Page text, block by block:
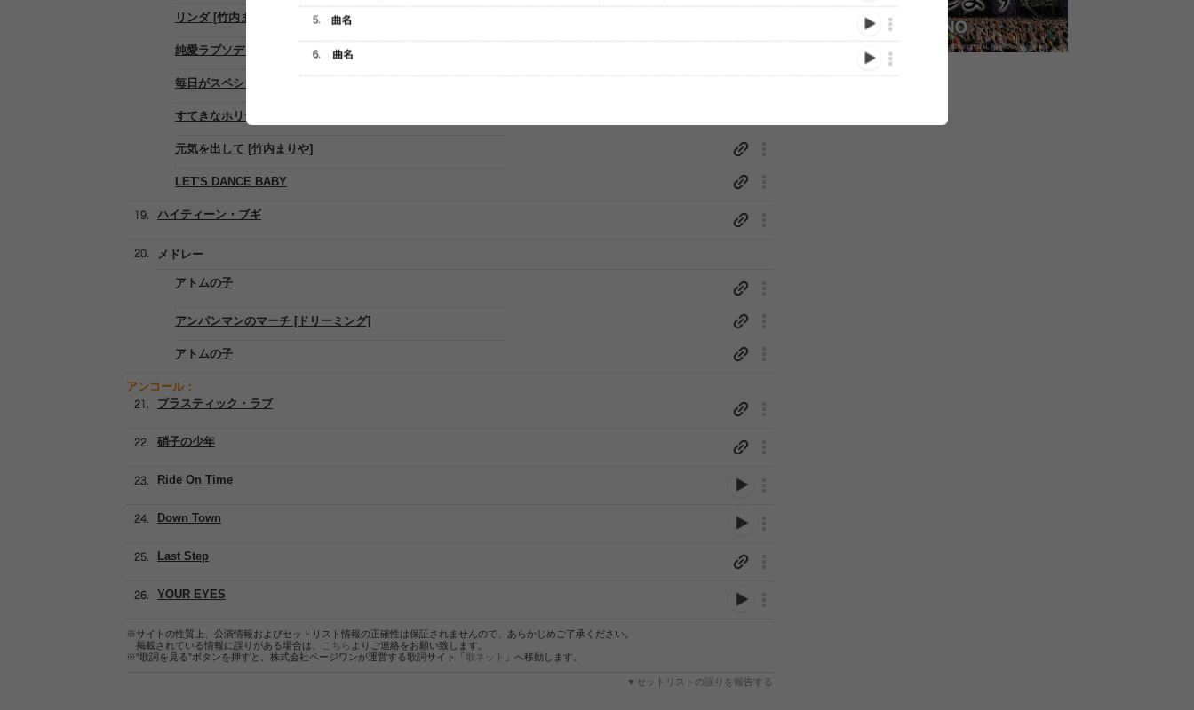
リンダ [竹内まりや]
純愛ラプソディ [竹内まりや]
毎日がスペシャル [竹内まりや]
すてきなホリデイ [竹内まりや]
元気を出して [竹内まりや]
LET'S DANCE BABY
ハイティーン・ブギ
メドレー
アトムの子
アンパンマンのマーチ [ドリーミング]
アトムの子
アンコール：
プラスティック・ラブ
硝子の少年
Ride On Time
Down Town
Last Step
YOUR EYES
※サイトの性質上、公演情報およびセットリスト情報の正確性は保証されませんので、あらかじめご了承ください。
掲載されている情報に誤りがある場合は、
こちら よりご連絡をお願い致します。
※“歌詞を見る”ボタンを押すと、株式会社ページワンが運営する歌詞サイト「歌ネット 」へ移動します。
▼セットリストの誤りを報告する